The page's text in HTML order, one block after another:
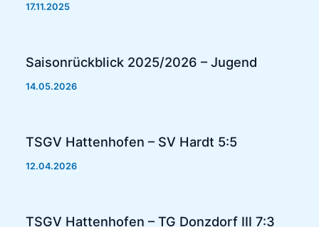
17.11.2025
Saisonrückblick 2025/2026 – Jugend
14.05.2026
TSGV Hattenhofen – SV Hardt 5:5
12.04.2026
TSGV Hattenhofen – TG Donzdorf III 7:3